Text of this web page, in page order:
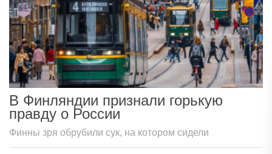
В Финляндии признали горькую
правду о России
Финны зря обрубили сук, на котором сидели